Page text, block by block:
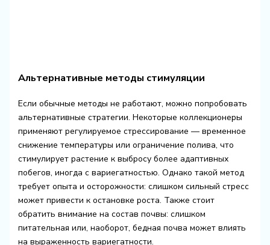
Альтернативные методы стимуляции
Если обычные методы не работают, можно попробовать
альтернативные стратегии. Некоторые коллекционеры
применяют регулируемое стрессирование — временное
снижение температуры или ограничение полива, что
стимулирует растение к выбросу более адаптивных
побегов, иногда с вариегатностью. Однако такой метод
требует опыта и осторожности: слишком сильный стресс
может привести к остановке роста. Также стоит
обратить внимание на состав почвы: слишком
питательная или, наоборот, бедная почва может влиять
на выраженность вариегатности.